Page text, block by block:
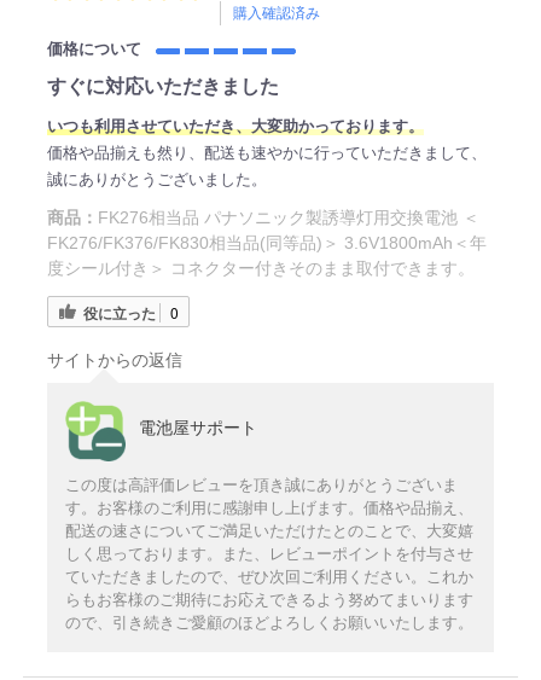
購入確認済み
価格について
すぐに対応いただきました
いつも利用させていただき、大変助かっております。
価格や品揃えも然り、配送も速やかに行っていただきまして、
誠にありがとうございました。
商品： FK276相当品 パナソニック製誘導灯用交換電池 ＜
FK276/FK376/FK830相当品(同等品)＞ 3.6V1800mAh＜年
度シール付き＞ コネクター付きそのまま取付できます。
役に立った 0
サイトからの返信
電池屋サポート
この度は高評価レビューを頂き誠にありがとうございま
す。お客様のご利用に感謝申し上げます。価格や品揃え、
配送の速さについてご満足いただけたとのことで、大変嬉
しく思っております。また、レビューポイントを付与させ
ていただきましたので、ぜひ次回ご利用ください。これか
らもお客様のご期待にお応えできるよう努めてまいります
ので、引き続きご愛顧のほどよろしくお願いいたします。